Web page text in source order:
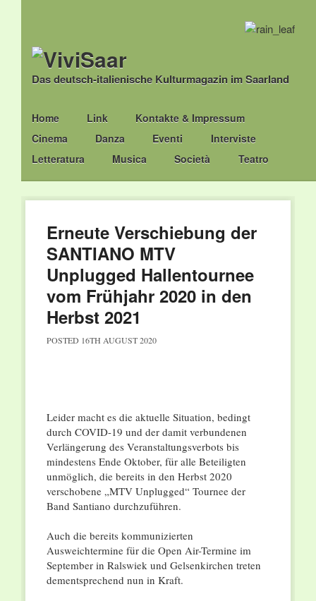
Das deutsch-italienische Kulturmagazin im Saarland
Main menu
Skip
to
content
Home Link
Kontakte & Impressum
Cinema
Danza Eventi
Interviste
Letteratura
Musica Società Teatro
Erneute Verschiebung der
SANTIANO MTV
Unplugged Hallentournee
vom Frühjahr 2020 in den
Herbst 2021
POSTED 16TH AUGUST 2020
Leider macht es die aktuelle Situation, bedingt
durch COVID-19 und der damit verbundenen
Verlängerung des Veranstaltungsverbots bis
mindestens Ende Oktober, für alle Beteiligten
unmöglich, die bereits in den Herbst 2020
verschobene „MTV Unplugged“ Tournee der
Band Santiano durchzuführen.
Auch die bereits kommunizierten
Ausweichtermine für die Open Air-Termine im
September in Ralswiek und Gelsenkirchen treten
dementsprechend nun in Kraft.